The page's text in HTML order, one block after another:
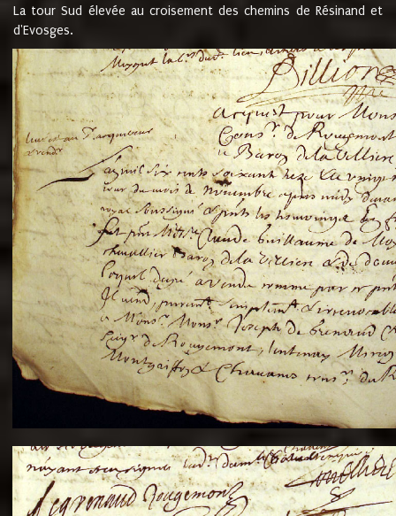
La tour Sud élevée au croisement des chemins de Résinand et
d'Evosges.